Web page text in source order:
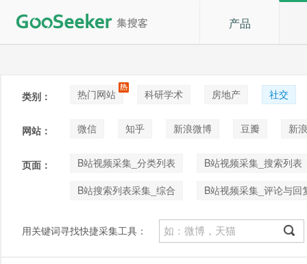
产品
类别： 热门网站 科研学术 房地产
社交
论坛贴吧
拍卖 音乐
网站： 微信 知乎 新浪微博 豆瓣
新
快手
喜马拉雅 小红书
页面： B站视频采集_分类列表
B站视频采集_搜索列表
B站搜索列表采集_综合
B站视频采集_评论与回
用关键词寻找快捷采集工具：